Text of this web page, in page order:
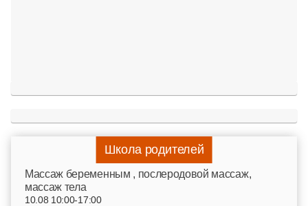
Школа родителей
Mассаж беременным , послеродовой массаж,
массаж тела
10.08 10:00-17:00